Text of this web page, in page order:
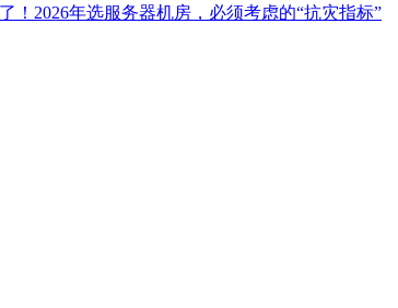
！2026年选服务器机房，必须考虑的“抗灾指标”